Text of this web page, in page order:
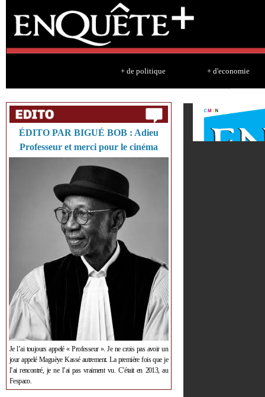
+ de politique + d'economie
ÉDITO PAR BIGUÉ BOB : Adieu
Professeur et merci pour le cinéma
Je l’ai toujours appelé « Professeur ». Je ne crois pas avoir un
jour appelé Maguèye Kassé autrement. La première fois que je
l’ai rencontré, je ne l’ai pas vraiment vu. C’était en 2013, au
Fespaco.